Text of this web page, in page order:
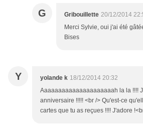
G Gribouillette 20/12/2014
Merci Sylvie, oui j'ai été
Bises
Y yolande k 18/12/2014 20:32
Aaaaaaaaaaaaaaaaaaaaah la la !!!!
anniversaire !!!!! <br /> Qu'est-ce
cartes que tu as reçues !!!! J'adore